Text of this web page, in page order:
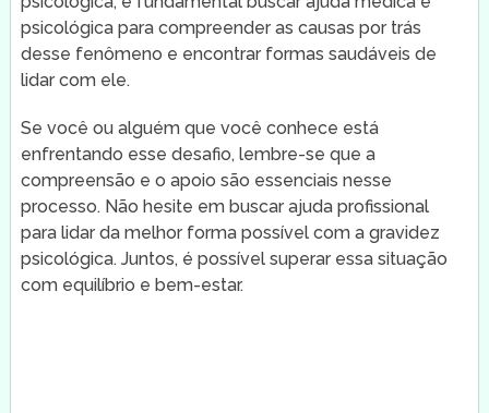
psicológica para compreender as causas por trás
desse fenômeno e encontrar formas saudáveis de
lidar com ele.
Se você ou alguém que você conhece está
enfrentando esse desafio, lembre-se que a
compreensão e o apoio são essenciais nesse
processo. Não hesite em buscar ajuda profissional
para lidar da melhor forma possível com a gravidez
psicológica. Juntos, é possível superar essa situação
com equilíbrio e bem-estar.